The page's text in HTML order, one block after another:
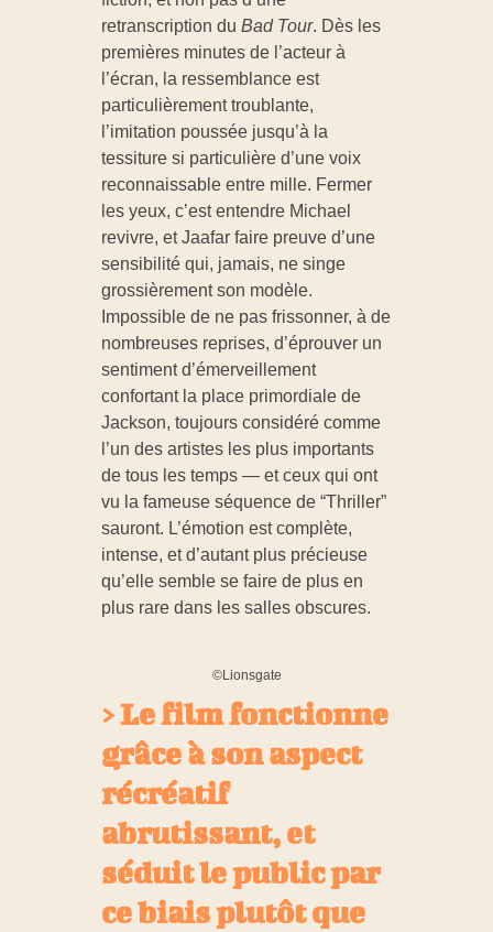
retranscription du Bad Tour. Dès les
premières minutes de l’acteur à
l’écran, la ressemblance est
particulièrement troublante,
l’imitation poussée jusqu’à la
tessiture si particulière d’une voix
reconnaissable entre mille. Fermer
les yeux, c’est entendre Michael
revivre, et Jaafar faire preuve d’une
sensibilité qui, jamais, ne singe
grossièrement son modèle.
Impossible de ne pas frissonner, à de
nombreuses reprises, d’éprouver un
sentiment d’émerveillement
confortant la place primordiale de
Jackson, toujours considéré comme
l’un des artistes les plus importants
de tous les temps — et ceux qui ont
vu la fameuse séquence de “Thriller”
sauront. L’émotion est complète,
intense, et d’autant plus précieuse
qu’elle semble se faire de plus en
plus rare dans les salles obscures.
©Lionsgate
> Le film fonctionne
grâce à son aspect
récréatif
abrutissant, et
séduit le public par
ce biais plutôt que